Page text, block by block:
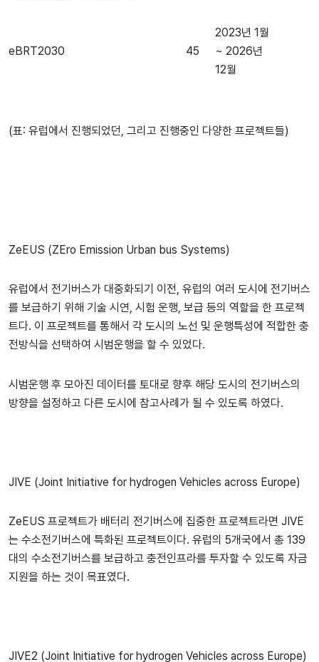
eBRT2030 45
2023년 1월
~ 2026년
12월
(표: 유럽에서 진행되었던, 그리고 진행중인 다양한 프로젝트들)
ZeEUS (ZEro Emission Urban bus Systems)
유럽에서 전기버스가 대중화되기 이전, 유럽의 여러 도시에 전기버스
를 보급하기 위해 기술 시연, 시험 운행, 보급 등의 역할을 한 프로젝
트다. 이 프로젝트를 통해서 각 도시의 노선 및 운행특성에 적합한 충
전방식을 선택하여 시범운행을 할 수 있었다.
시범운행 후 모아진 데이터를 토대로 향후 해당 도시의 전기버스의
방향을 설정하고 다른 도시에 참고사례가 될 수 있도록 하였다.
JIVE (Joint Initiative for hydrogen Vehicles across Europe)
ZeEUS 프로젝트가 배터리 전기버스에 집중한 프로젝트라면 JIVE
는 수소전기버스에 특화된 프로젝트이다. 유럽의 5개국에서 총 139
대의 수소전기버스를 보급하고 충전인프라를 투자할 수 있도록 자금
지원을 하는 것이 목표였다.
JIVE2 (Joint Initiative for hydrogen Vehicles across Europe)